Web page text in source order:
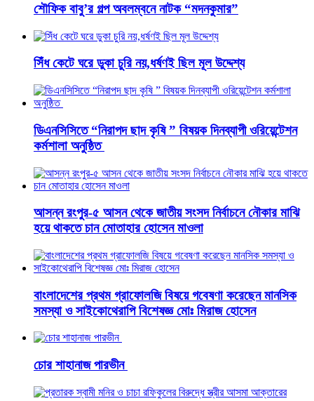
শৌফিক বাবু’র গল্প অবলম্বনে নাটক “মদনকুমার”
সিঁধ কেটে ঘরে ডুকা চুরি নয়,ধর্ষণই ছিল মূল উদ্দেশ্য
ডিএনসিসিতে “নিরাপদ ছাদ কৃষি ” বিষয়ক দিনব্যাপী ওরিয়েন্টেশন
কর্মশালা অনুষ্ঠিত
আসন্ন রংপুর-৫ আসন থেকে জাতীয় সংসদ নির্বাচনে নৌকার মাঝি
হয়ে থাকতে চান মোতাহার হোসেন মাওলা
বাংলাদেশের প্রথম গ্রাফোলজি বিষয়ে গবেষণা করেছেন মানসিক
সমস্যা ও সাইকোথেরাপি বিশেষজ্ঞ মোঃ মিরাজ হোসেন
চোর শাহানাজ পারভীন